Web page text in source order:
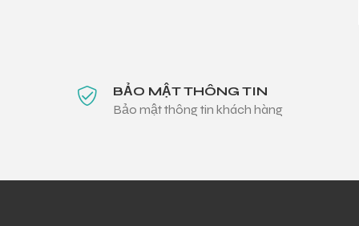
BẢO MẬT THÔNG TIN
Bảo mật thông tin khách hàng